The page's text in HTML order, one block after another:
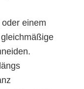
einem